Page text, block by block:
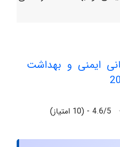
ایمنی و بهداشت
4.6/5 - (10 امتیاز)